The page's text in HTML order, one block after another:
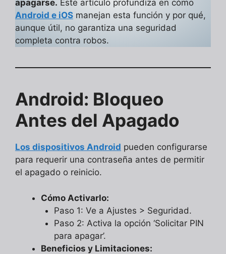
apagarse. Este artículo profundiza en cómo
Android e iOS manejan esta función y por qué,
aunque útil, no garantiza una seguridad
completa contra robos.
Android: Bloqueo
Antes del Apagado
Los dispositivos Android pueden configurarse
para requerir una contraseña antes de permitir
el apagado o reinicio.
Cómo Activarlo:
Paso 1: Ve a Ajustes > Seguridad.
Paso 2: Activa la opción ‘Solicitar PIN
para apagar’.
Beneficios y Limitaciones: